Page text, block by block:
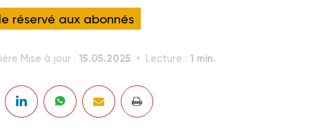
réservé aux abonnés
Mise à jour : 15.05.2025 Lecture : 1 min.